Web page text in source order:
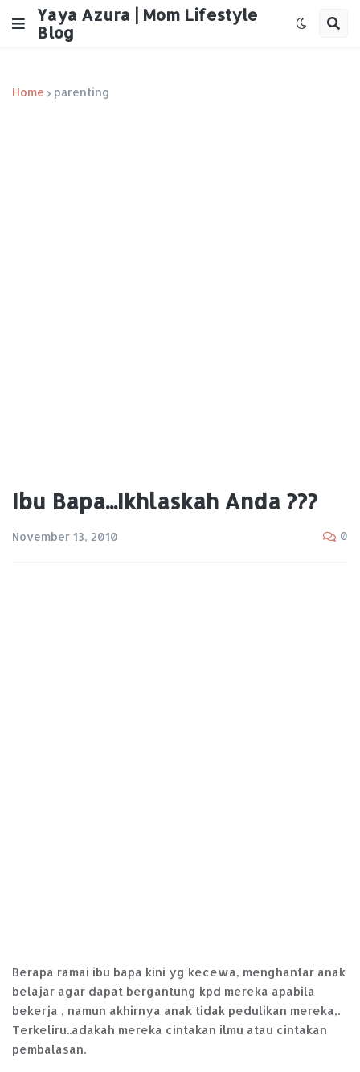
Yaya Azura | Mom Lifestyle
Blog
Home parenting
Ibu Bapa...Ikhlaskah Anda ???
November 13, 2010 0
Berapa ramai ibu bapa kini yg kecewa, menghantar anak
belajar agar dapat bergantung kpd mereka apabila
bekerja , namun akhirnya anak tidak pedulikan mereka,.
Terkeliru..adakah mereka cintakan ilmu atau cintakan
pembalasan.